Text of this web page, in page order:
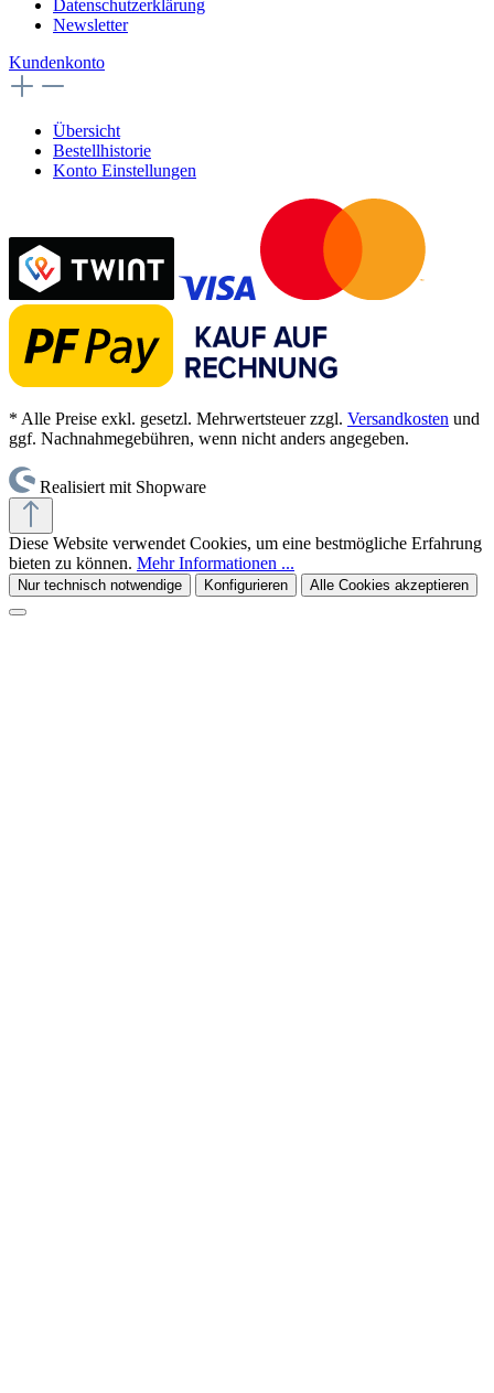
Datenschutzerklärung
Newsletter
Kundenkonto
Übersicht
Bestellhistorie
Konto Einstellungen
* Alle Preise exkl. gesetzl. Mehrwertsteuer zzgl. Versandkosten und
ggf. Nachnahmegebühren, wenn nicht anders angegeben.
Realisiert mit Shopware
Diese Website verwendet Cookies, um eine bestmögliche Erfahrung
bieten zu können. Mehr Informationen ...
Nur technisch notwendige Konfigurieren Alle Cookies akzeptieren